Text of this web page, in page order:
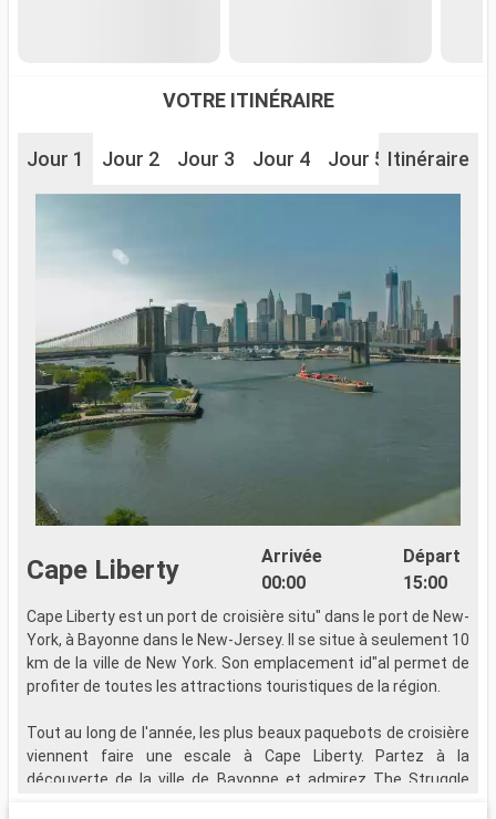
VOTRE ITINÉRAIRE
Jour 1 Jour 2 Jour 3 Jour 4 Jour 5 Jour 6
Itinéraire
Cape Liberty
Arrivée
00:00
Départ
15:00
Cape Liberty est un port de croisière situ" dans le port de New-
York, à Bayonne dans le New-Jersey. Il se situe à seulement 10
km de la ville de New York. Son emplacement id"al permet de
profiter de toutes les attractions touristiques de la région.
Tout au long de l'année, les plus beaux paquebots de croisière
viennent faire une escale à Cape Liberty. Partez à la
découverte de la ville de Bayonne et admirez The Struggle